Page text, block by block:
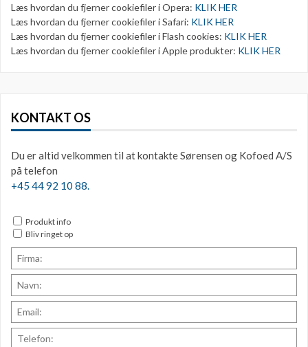
Læs hvordan du fjerner cookiefiler i Opera: KLIK HER
Læs hvordan du fjerner cookiefiler i Safari: KLIK HER
Læs hvordan du fjerner cookiefiler i Flash cookies: KLIK HER
Læs hvordan du fjerner cookiefiler i Apple produkter: KLIK HER
KONTAKT OS
Du er altid velkommen til at kontakte Sørensen og Kofoed A/S
på telefon
+45 44 92 10 88.
Produkt info
Bliv ringet op